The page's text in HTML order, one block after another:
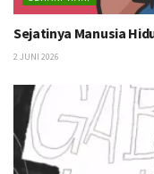
Sejatinya Manusia
2 JUNI 2026